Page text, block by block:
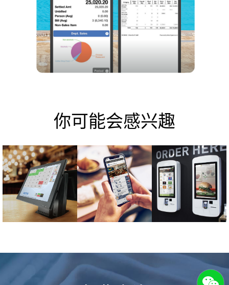
你可能会感兴趣